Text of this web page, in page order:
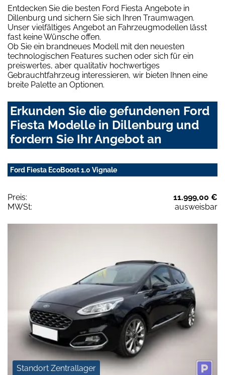
Entdecken Sie die besten Ford Fiesta Angebote in
Dillenburg und sichern Sie sich Ihren Traumwagen.
Unser vielfältiges Angebot an Fahrzeugmodellen lässt
fast keine Wünsche offen.
Ob Sie ein brandneues Modell mit den neuesten
technologischen Features suchen oder sich für ein
preiswertes, aber qualitativ hochwertiges
Gebrauchtfahrzeug interessieren, wir bieten Ihnen eine
breite Palette an Optionen.
Erkunden Sie die gefundenen Ford
Fiesta Modelle in Dillenburg und
fordern Sie Ihr Angebot an
Ford Fiesta EcoBoost 1.0 Vignale
Preis:
11.999,00 €
MWSt:
ausweisbar
Standort Zentrallager